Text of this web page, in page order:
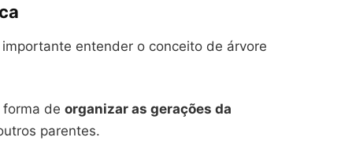
entender o conceito de árvore
forma de organizar as gerações da
parentes.